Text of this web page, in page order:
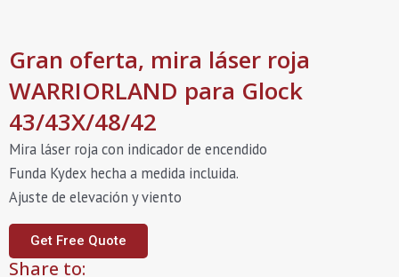
Gran oferta, mira láser roja
WARRIORLAND para Glock
43/43X/48/42
Mira láser roja con indicador de encendido
Funda Kydex hecha a medida incluida.
Ajuste de elevación y viento
Get Free Quote
Share to: